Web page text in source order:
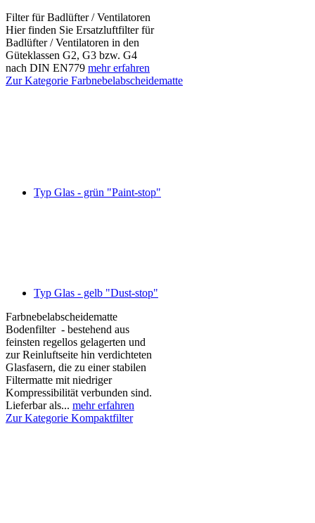
Filter für Badlüfter / Ventilatoren
Hier finden Sie Ersatzluftfilter für
Badlüfter / Ventilatoren in den
Güteklassen G2, G3 bzw. G4
nach DIN EN779 mehr erfahren
Zur Kategorie Farbnebelabscheidematte
Typ Glas - grün "Paint-stop"
Typ Glas - gelb "Dust-stop"
Farbnebelabscheidematte
Bodenfilter - bestehend aus
feinsten regellos gelagerten und
zur Reinluftseite hin verdichteten
Glasfasern, die zu einer stabilen
Filtermatte mit niedriger
Kompressibilität verbunden sind.
Lieferbar als... mehr erfahren
Zur Kategorie Kompaktfilter